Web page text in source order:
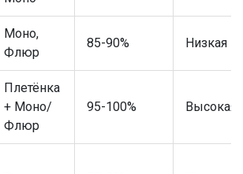
Моно,
Флюр
85-90% Низкая
Плетёнка
+ Моно/
Флюр
95-100% Высокая